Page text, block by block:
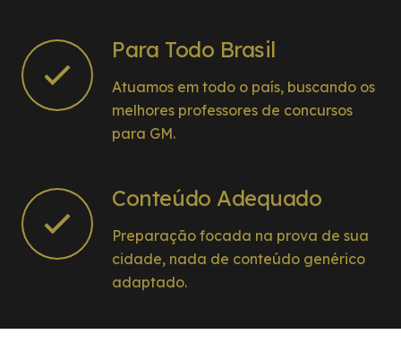
Para Todo Brasil
Atuamos em todo o país, buscando os
melhores professores de concursos
para GM.
Conteúdo Adequado
Preparação focada na prova de sua
cidade, nada de conteúdo genérico
adaptado.